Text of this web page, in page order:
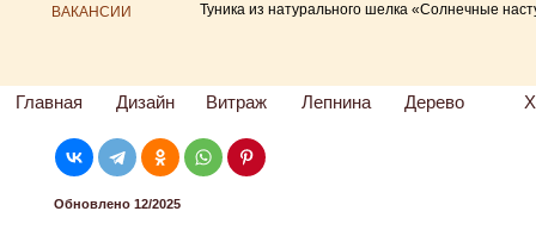
ВАКАНСИИ
Туника из натурального шелка «Солнечные
Главная Дизайн Витраж Лепнина Дерево
Обновлено 12/2025